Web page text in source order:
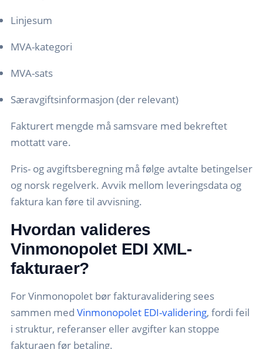
Linjesum
MVA-kategori
MVA-sats
Særavgiftsinformasjon (der relevant)
Fakturert mengde må samsvare med bekreftet
mottatt vare.
Pris- og avgiftsberegning må følge avtalte betingelser
og norsk regelverk. Avvik mellom leveringsdata og
faktura kan føre til avvisning.
Hvordan valideres
Vinmonopolet EDI XML-
fakturaer?
For Vinmonopolet bør fakturavalidering sees
sammen med Vinmonopolet EDI-validering, fordi feil
i struktur, referanser eller avgifter kan stoppe
fakturaen før betaling.